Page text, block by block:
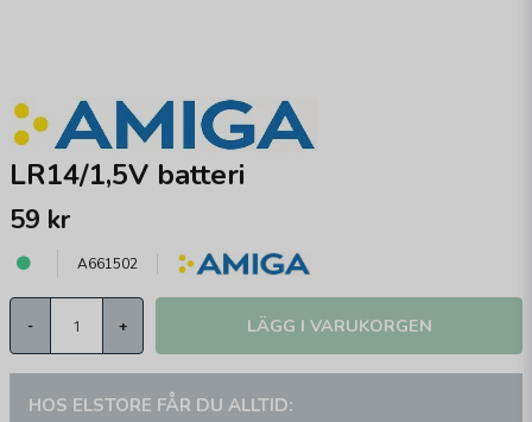
LR14/1,5V batteri
59 kr
A661502
- + LÄGG I VARUKORGEN
HOS ELSTORE FÅR DU ALLTID: